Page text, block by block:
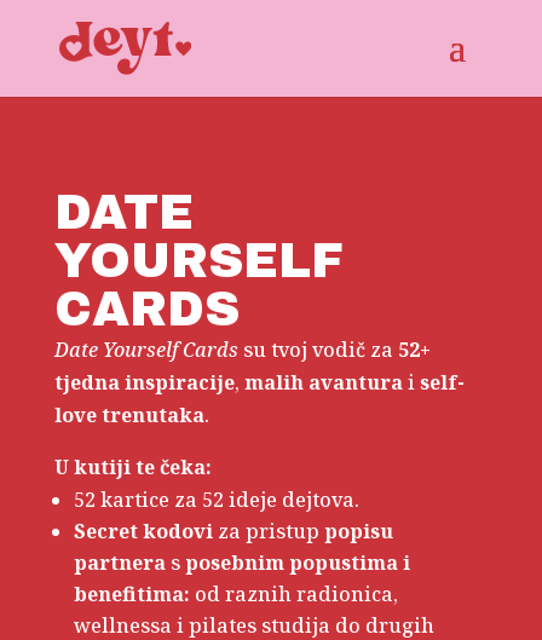
DATE
YOURSELF
CARDS
Date Yourself Cardssu tvoj vodič za 52+
tjedna inspiracije, malih avanturaiself-
love trenutaka.
U kutiji te čeka:
52 kartice za 52 ideje dejtova.
Secret kodoviza pristup popisu
partnerasposebnimpopustima i
benefitima: od raznih radionica,
wellnessa i pilates studija do drugih